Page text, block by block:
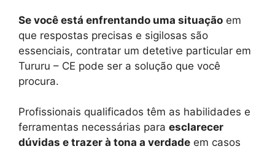
Se você está enfrentando uma situação em
que respostas precisas e sigilosas são
essenciais, contratar um detetive particular em
Tururu – CE pode ser a solução que você
procura.
Profissionais qualificados têm as habilidades e
ferramentas necessárias para esclarecer
dúvidas e trazer à tona a verdade em casos